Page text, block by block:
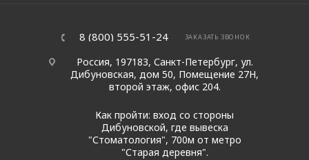
8 (800) 555-51-24 ЗАКАЗАТЬ ЗВОНОК
Россия, 197183, Санкт-Петербург, ул.
Дибуновская, дом 50, Помещение 27Н,
второй этаж, офис 204.
Как пройти: вход со стороны
Дибуновской, где вывеска
"Стоматология", 700м от метро
"Старая деревня".